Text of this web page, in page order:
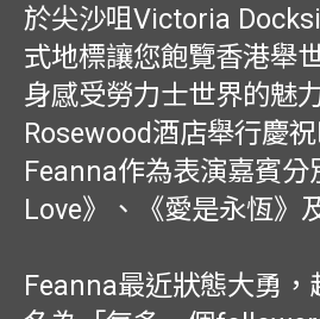
於尖沙咀Victoria
式地標讓您飽覽香港舉
身感受勞力士世界的魅
Rosewood酒店舉行慶
Feanna作為表演嘉賓
Love》、《愛是永恆》
Feanna最近狀態大勇